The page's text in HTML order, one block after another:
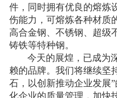
件，同时拥有优良的熔炼
伤能力，可熔炼各种材质
高合金钢、不锈钢、超级
铸铁等特种钢。
今天的展煌，已成为
赖的品牌。我们将继续坚
石，以创新推动企业发展
化企业的质量管理，加快